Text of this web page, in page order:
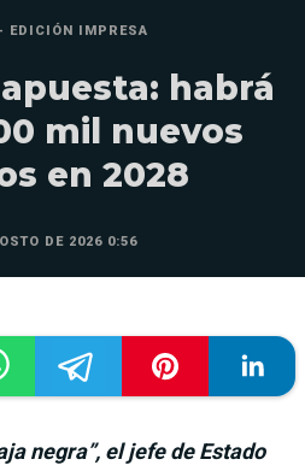
EDICIÓN IMPRESA
habrá
mil nuevos
en 2028
DE 2026 0:56
negra”, el jefe de Estado